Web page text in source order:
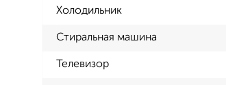
Холодильник
Стиральная машина
Телевизор